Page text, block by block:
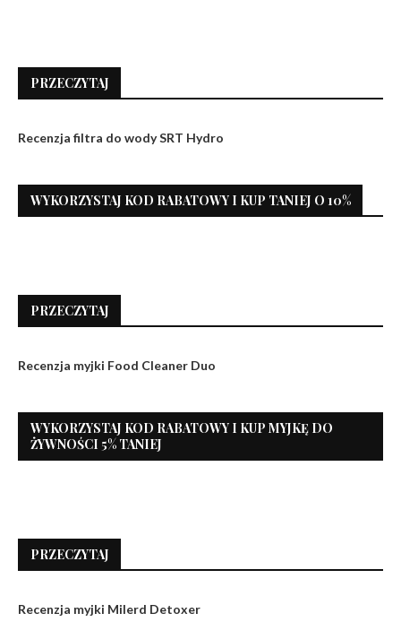
PRZECZYTAJ
Recenzja filtra do wody SRT Hydro
WYKORZYSTAJ KOD RABATOWY I KUP TANIEJ O 10%
PRZECZYTAJ
Recenzja myjki Food Cleaner Duo
WYKORZYSTAJ KOD RABATOWY I KUP MYJKĘ DO
ŻYWNOŚCI 5% TANIEJ
PRZECZYTAJ
Recenzja myjki Milerd Detoxer